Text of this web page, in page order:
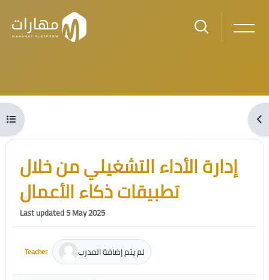
Skip to main content
Blocks
Open course index
Blocks
Skip [Cocoon] Course Intro
إدارة الأداء التشغيلي من خلال
تطبيقات ذكاء الأعمال
Last updated 5 May 2025
Teacher لم يتم إضافة المدرب